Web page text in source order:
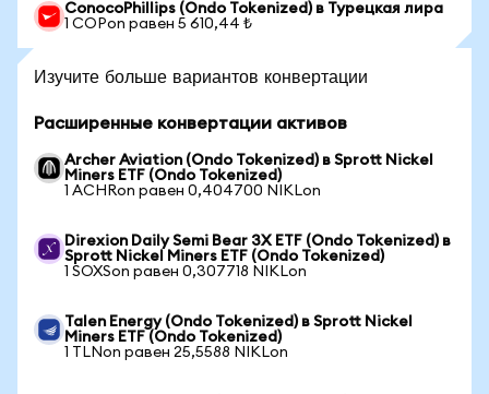
ConocoPhillips (Ondo Tokenized) в Турецкая лира
1 COPon равен 5 610,44 ₺
Изучите больше вариантов конвертации
Расширенные конвертации активов
Archer Aviation (Ondo Tokenized) в Sprott Nickel
Miners ETF (Ondo Tokenized)
1 ACHRon равен 0,404700 NIKLon
Direxion Daily Semi Bear 3X ETF (Ondo Tokenized) в
Sprott Nickel Miners ETF (Ondo Tokenized)
1 SOXSon равен 0,307718 NIKLon
Talen Energy (Ondo Tokenized) в Sprott Nickel
Miners ETF (Ondo Tokenized)
1 TLNon равен 25,5588 NIKLon